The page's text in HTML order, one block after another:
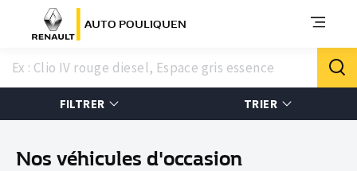
AUTO POULIQUEN
FILTRER TRIER
Nos véhicules d'occasion